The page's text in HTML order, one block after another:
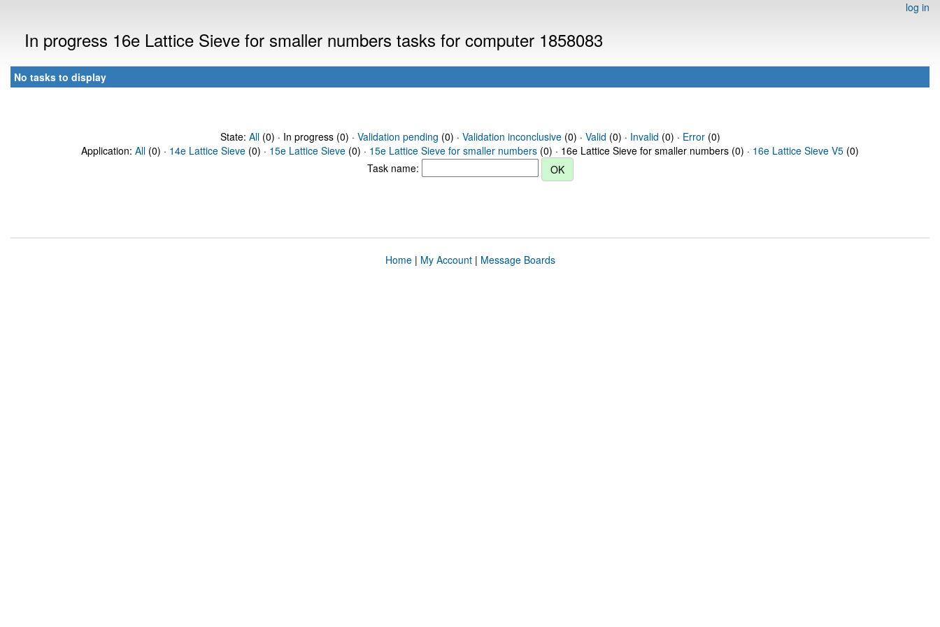
log in
In progress 16e Lattice Sieve for smaller numbers tasks for computer 1858083
No tasks to display
State: All(0) · In progress (0) · Validation pending (0) · Validation inconclusive(0) · Valid (0) · Invalid (0) · Error(0)
Application: All (0) · 14e Lattice Sieve (0) · 15e Lattice Sieve (0) · 15e Lattice Sieve for smaller numbers (0) · 16e Lattice Sieve for smaller numbers (0) · 16e Lattice Sieve V5 (0)
Task name:
Home| My Account| Message Boards